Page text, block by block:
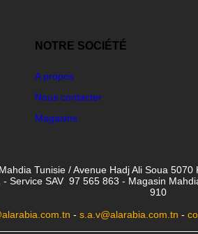
NOTRE SOCIÉTÉ
A propos
Nous contacter
Magasins
Tunisie / Avenue Hadj Ali Soua
- Service SAV 97 565 863 - Magasin
910
- s.a.v@alarabia.com.tn -